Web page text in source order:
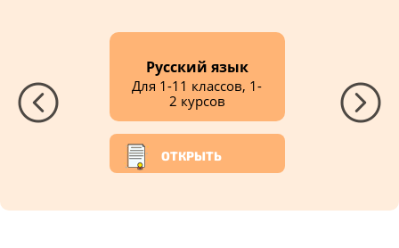
Русский язык
Для 1-11 классов, 1-
2 курсов
ОТКРЫТЬ